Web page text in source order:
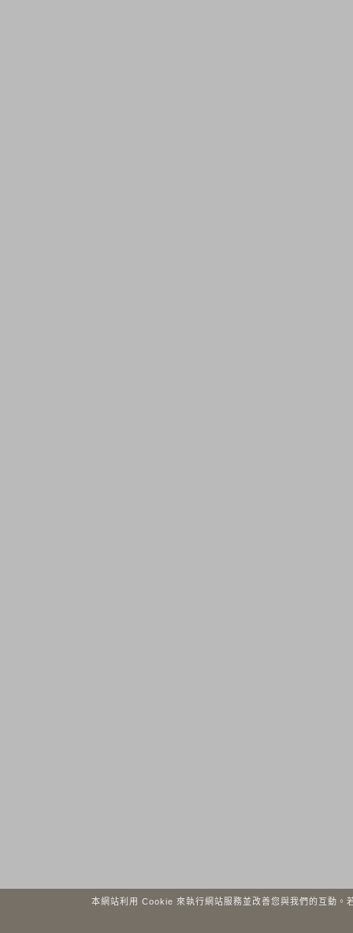
本網站利用 Cookie 來執行網站服務並改善您與我們的互動